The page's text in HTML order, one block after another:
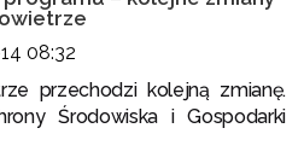
08:32
przechodzi kolejną zmianę.
Środowiska i Gospodarki